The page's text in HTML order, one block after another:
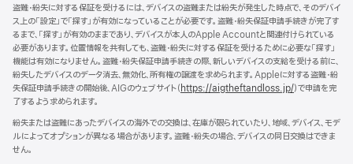
き
ま
す）
ウ
で
開
き
ま
す）
盗難・紛失に対する保証を受けるには、デバイスの盗難または紛失が発生した時点で、そのデバイ
ス上の「設定」で「探す」が有効になっていることが必要です。盗難・紛失保証申請手続きが完了す
るまで、「探す」が有効のままであり、デバイスが本人のApple Accountと関連付けられている
必要があります。位置情報を共有しても、盗難・紛失に対する保証を受けるために必要な「探す」
機能は有効になりません。盗難・紛失保証申請手続きの際、新しいデバイスの支給を受ける前に、
紛失したデバイスのデータ消去、無効化、所有権の譲渡を求められます。Appleに対する盗難・紛
失保証申請手続きの開始後、AIGのウェブサイト（ https://aigtheftandloss.jp/）で申請を完
了するよう求められます。
紛失または盗難にあったデバイスの海外での交換は、在庫が限られていたり、地域、デバイス、モデ
ルによってオプションが異なる場合があります。盗難・紛失の場合、デバイスの同日交換はできま
せん。